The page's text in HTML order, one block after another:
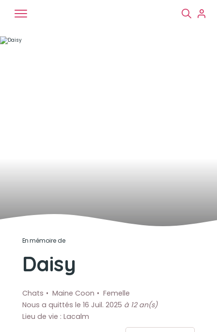
En mémoire de
Daisy
Chats Maine Coon
Femelle
Nous a quittés le 16 Juil. 2025 à 12 an(s)
Lieu de vie : Lacalm